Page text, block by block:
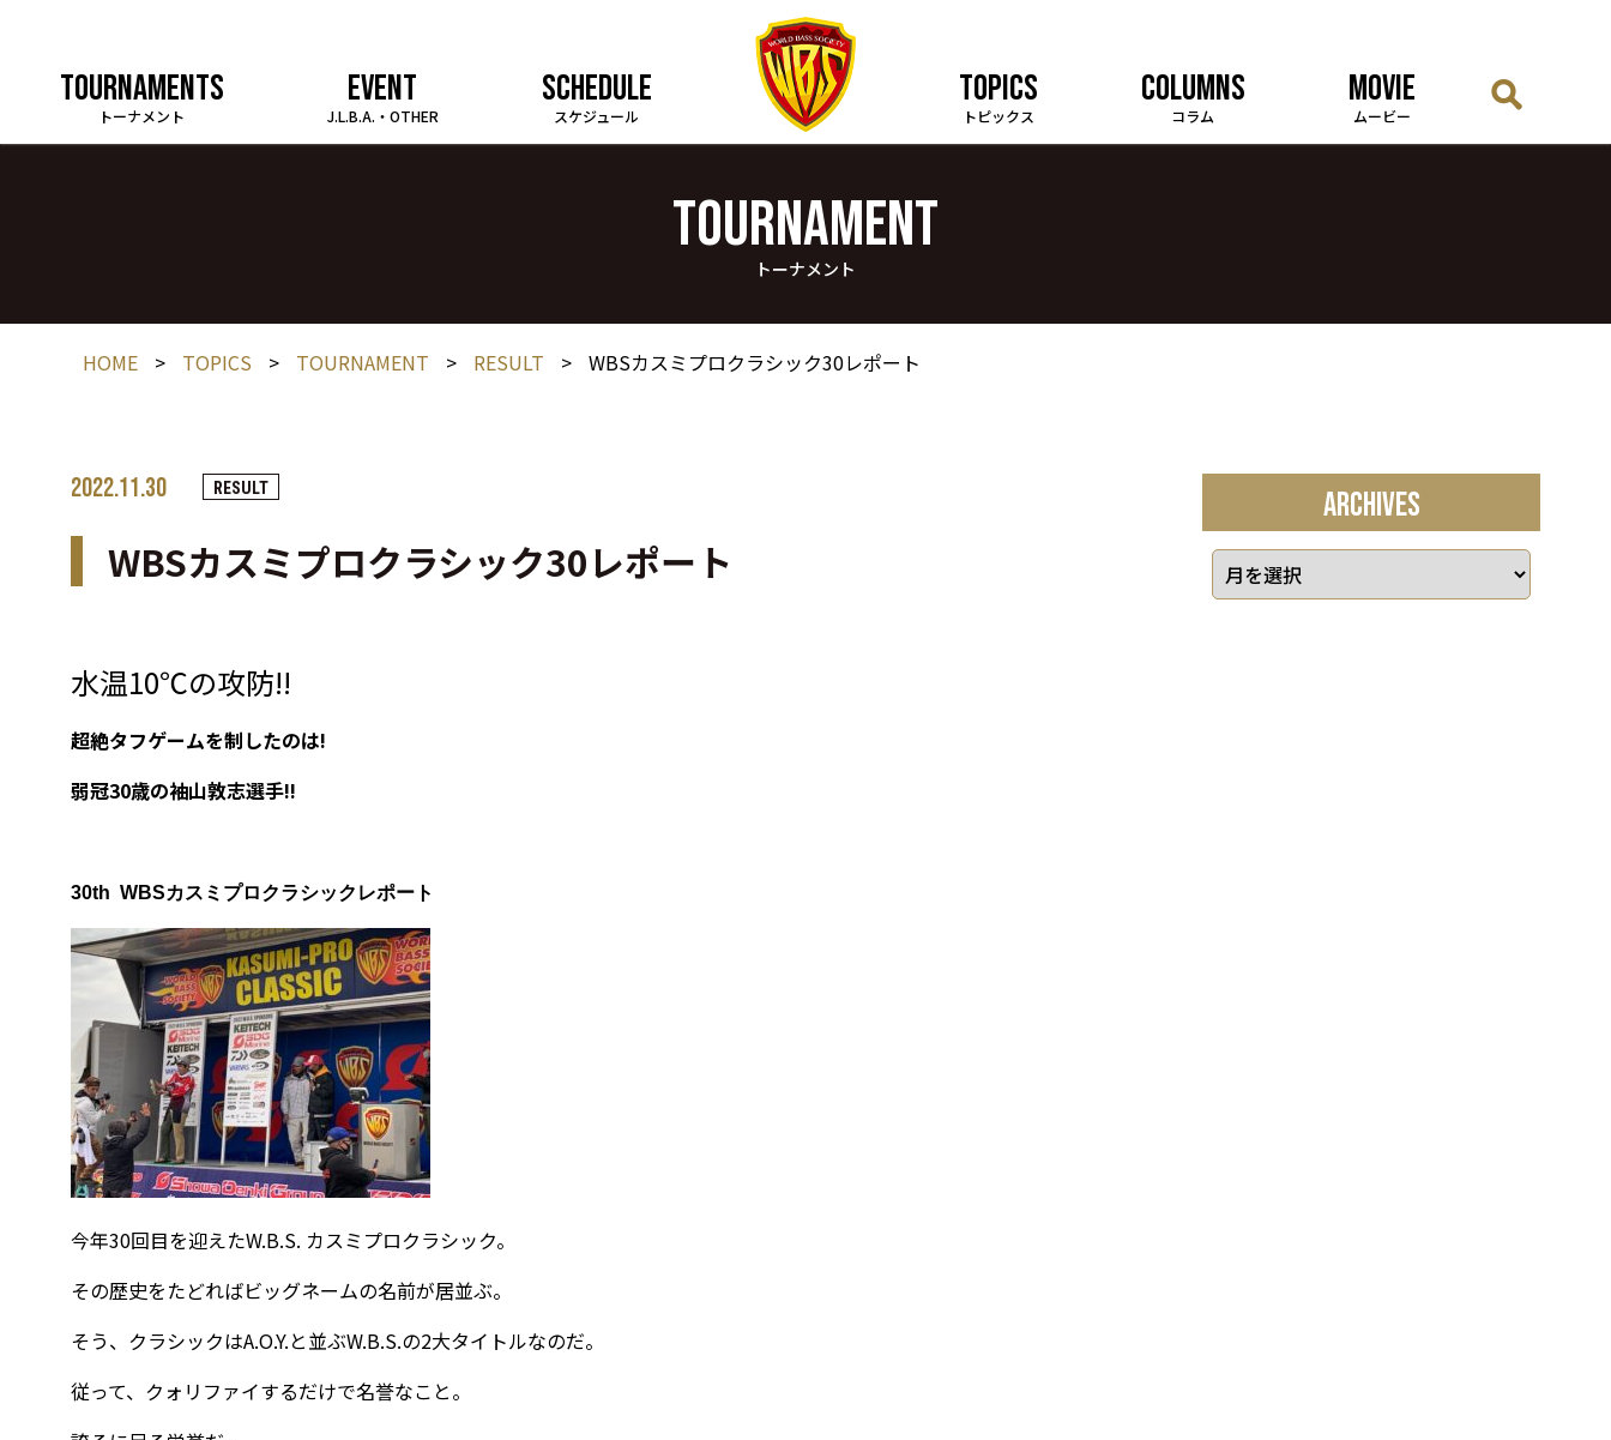
TOURNAMENTS
トーナメント
EVENT
J.L.B.A.・OTHER
SCHEDULE
スケジュール
TOPICS
トピックス
COLUMNS
コラム
MOVIE
ムービー
TOURNAMENT
トーナメント
HOME > TOPICS > TOURNAMENT > RESULT > WBSカスミプロクラシック30レポート
2022.11.30 RESULT
WBSカスミプロクラシック30レポート
水温10℃の攻防!!
超絶タフゲームを制したのは!
弱冠30歳の袖山敦志選手!!
30th WBSカスミプロクラシックレポート
今年30回目を迎えたW.B.S. カスミプロクラシック。
その歴史をたどればビッグネームの名前が居並ぶ。
そう、クラシックはA.O.Y.と並ぶW.B.S.の2大タイトルなのだ。
従って、クォリファイするだけで名誉なこと。
ARCHIVES